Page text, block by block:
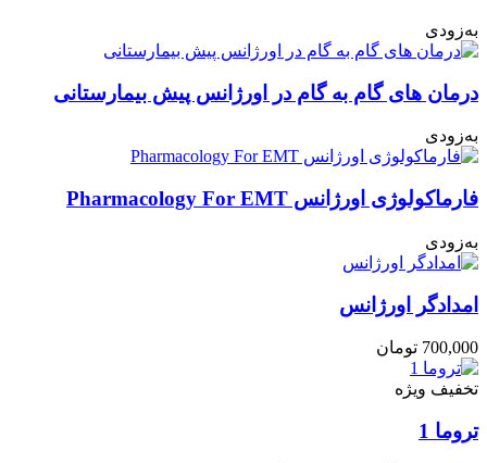
به‌زودی
درمان های گام به گام در اورژانس پیش بیمارستانی
به‌زودی
فارماکولوژی اورژانس Pharmacology For EMT
به‌زودی
امدادگر اورژانس
700,000 تومان
تخفیف ویژه
تروما 1